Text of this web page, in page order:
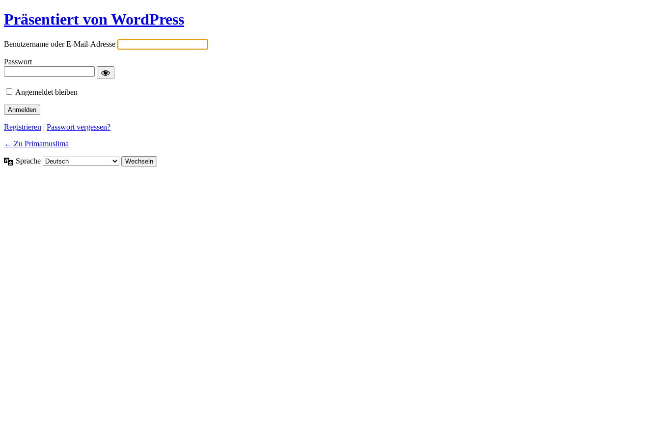
Präsentiert von WordPress
Benutzername oder E-Mail-Adresse
Passwort
Angemeldet bleiben
Registrieren | Passwort vergessen?
← Zu Primamuslima
Sprache